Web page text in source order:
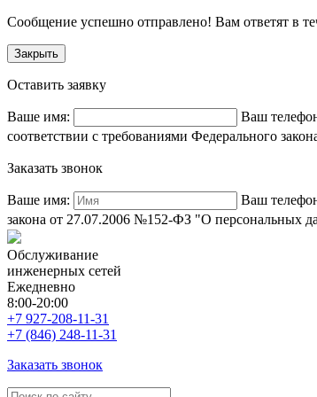
Сообщение успешно отправлено! Вам ответят в
Закрыть
Оставить заявку
Ваше имя: Ваш
соответствии с требованиями Федерального
Заказать звонок
Ваше имя: Ваш
закона от 27.07.2006 №152-ФЗ "О персональных
Обслуживание
инженерных сетей
Ежедневно
8:00-20:00
+7 927-208-11-31
+7 (846) 248-11-31
Заказать звонок